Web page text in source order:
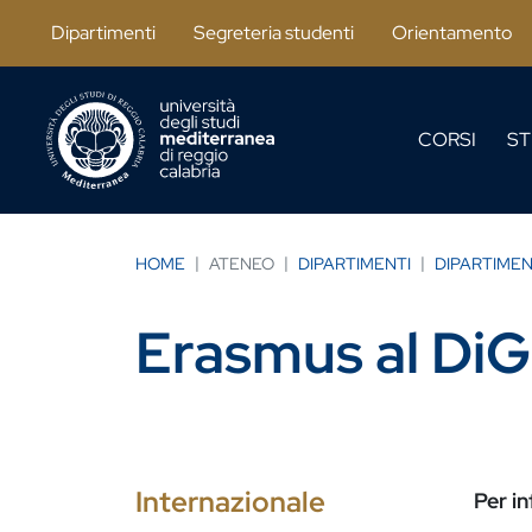
Dipartimenti Segreteria studenti Orientamento
CORSI
HOME ATENEO DIPARTIMENTI
Erasmus al
Internazionale Per